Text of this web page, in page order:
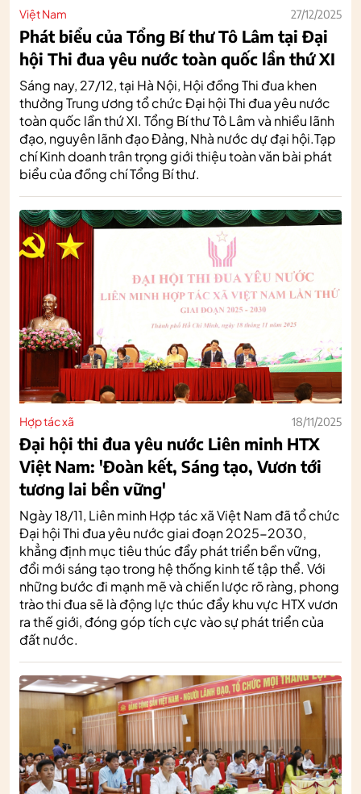
Việt Nam 27/12/2025
Phát biểu của Tổng Bí thư Tô Lâm tại Đại
hội Thi đua yêu nước toàn quốc lần thứ XI
Sáng nay, 27/12, tại Hà Nội, Hội đồng Thi đua khen
thưởng Trung ương tổ chức Đại hội Thi đua yêu nước
toàn quốc lần thứ XI. Tổng Bí thư Tô Lâm và nhiều lãnh
đạo, nguyên lãnh đạo Đảng, Nhà nước dự đại hội.Tạp
chí Kinh doanh trân trọng giới thiệu toàn văn bài phát
biểu của đồng chí Tổng Bí thư.
Hợp tác xã 18/11/2025
Đại hội thi đua yêu nước Liên minh HTX
Việt Nam: 'Đoàn kết, Sáng tạo, Vươn tới
tương lai bền vững'
Ngày 18/11, Liên minh Hợp tác xã Việt Nam đã tổ chức
Đại hội Thi đua yêu nước giai đoạn 2025-2030,
khẳng định mục tiêu thúc đẩy phát triển bền vững,
đổi mới sáng tạo trong hệ thống kinh tế tập thể. Với
những bước đi mạnh mẽ và chiến lược rõ ràng, phong
trào thi đua sẽ là động lực thúc đẩy khu vực HTX vươn
ra thế giới, đóng góp tích cực vào sự phát triển của
đất nước.